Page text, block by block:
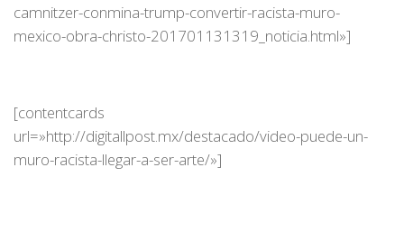
camnitzer-conmina-trump-convertir-racista-muro-
mexico-obra-christo-201701131319_noticia.html»]
[contentcards
url=»http://digitallpost.mx/destacado/video-puede-un-
muro-racista-llegar-a-ser-arte/»]